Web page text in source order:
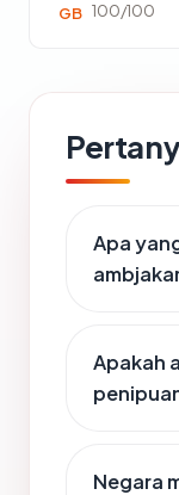
GB 100/100
Apa
Apakah
Negara